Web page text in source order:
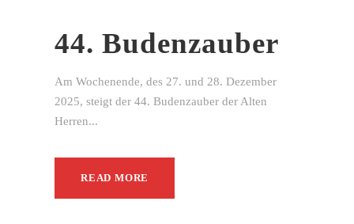
44. Budenzauber
Am Wochenende, des 27. und 28. Dezember
2025, steigt der 44. Budenzauber der Alten
Herren...
READ MORE